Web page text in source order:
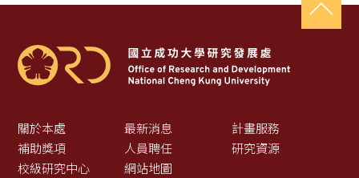
關於本處 最新消息
計畫服務
補助獎項
人員聘任
研究資源
校級研究中心
網站地圖